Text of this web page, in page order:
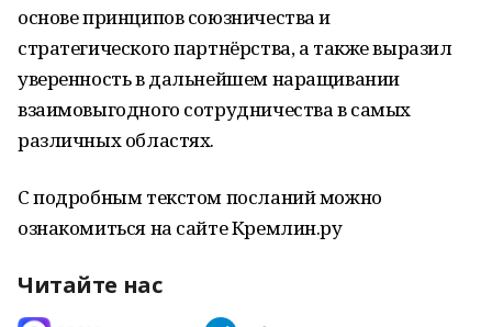
основе принципов союзничества и
стратегического партнёрства, а также выразил
уверенность в дальнейшем наращивании
взаимовыгодного сотрудничества в самых
различных областях.
С подробным текстом посланий можно
ознакомиться на сайте Кремлин.ру
Читайте нас